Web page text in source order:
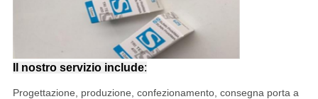
Il nostro servizio include:
Progettazione, produzione, confezionamento, consegna porta a